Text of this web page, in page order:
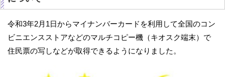
令和3年2月1日からマイナンバーカードを利用して全国のコン
ビニエンスストアなどのマルチコピー機（キオスク端末）で
住民票の写しなどが取得できるようになりました。